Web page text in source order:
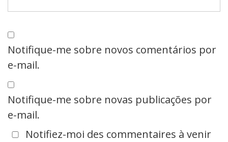
Notifique-me sobre novos comentários por
e-mail.
Notifique-me sobre novas publicações por
e-mail.
Notifiez-moi des commentaires à venir